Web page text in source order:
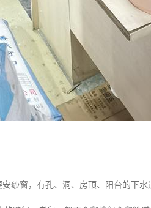
纱窗，有孔、洞、房顶、阳台的下